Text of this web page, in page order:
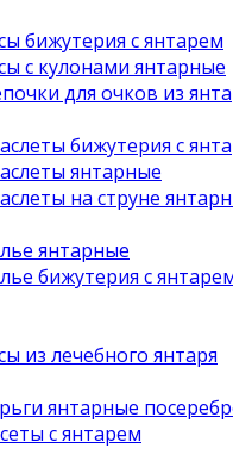
бижутерия с янтарем
с кулонами янтарные
для очков из
бижутерия с
янтарные
на струне
янтарные
бижутерия с
из лечебного янтаря
янтарные
с янтарем